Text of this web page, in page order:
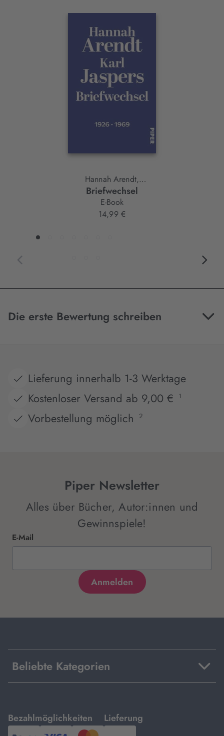
Hannah Arendt,
Karl Jaspers
Briefwechsel
E-Book
14,99 €
Die erste Bewertung schreiben
Lieferung innerhalb 1-3 Werktage
Kostenloser Versand ab 9,00 €
1
Vorbestellung möglich 2
Piper Newsletter
Alles über Bücher, Autor:innen und
Gewinnspiele!
E-Mail
Beliebte Kategorien
Bezahlmöglichkeiten
mit
Lieferung
mit